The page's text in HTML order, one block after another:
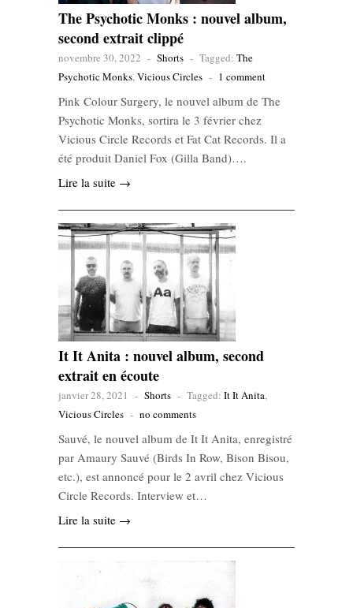
The Psychotic Monks : nouvel album,
second extrait clippé
novembre 30, 2022 - Shorts - Tagged: The
Psychotic Monks,Vicious Circles - 1 comment
Pink Colour Surgery, le nouvel album de The
Psychotic Monks, sortira le 3 février chez
Vicious Circle Records et Fat Cat Records. Il a
été produit Daniel Fox (Gilla Band)….
Lire la suite →
It It Anita : nouvel album, second
extrait en écoute
janvier 28, 2021 - Shorts - Tagged: It It Anita,
Vicious Circles - no comments
Sauvé, le nouvel album de It It Anita, enregistré
par Amaury Sauvé (Birds In Row, Bison Bisou,
etc.), est annoncé pour le 2 avril chez Vicious
Circle Records. Interview et…
Lire la suite →